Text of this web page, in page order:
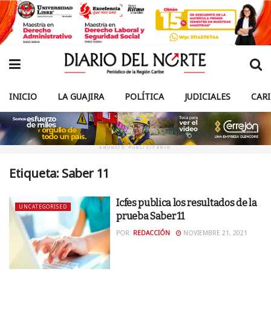
INICIO LA GUAJIRA POLÍTICA JUDICIALES
ANUNCIO PUBLICITARIO
Etiqueta: Saber 11
UNCATEGORISED
Icfes publica los resultados de la
prueba Saber 11
POR: REDACCIÓN NOVIEMBRE 21, 2021